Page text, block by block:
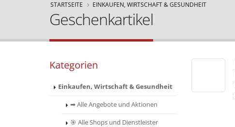
STARTSEITE EINKAUFEN, WIRTSCHAFT & GESUNDHEIT
Geschenkartikel
Kategorien
Einkaufen, Wirtschaft & Gesundheit
➡ Alle Angebote und Aktionen
🎯 Alle Shops und Dienstleister